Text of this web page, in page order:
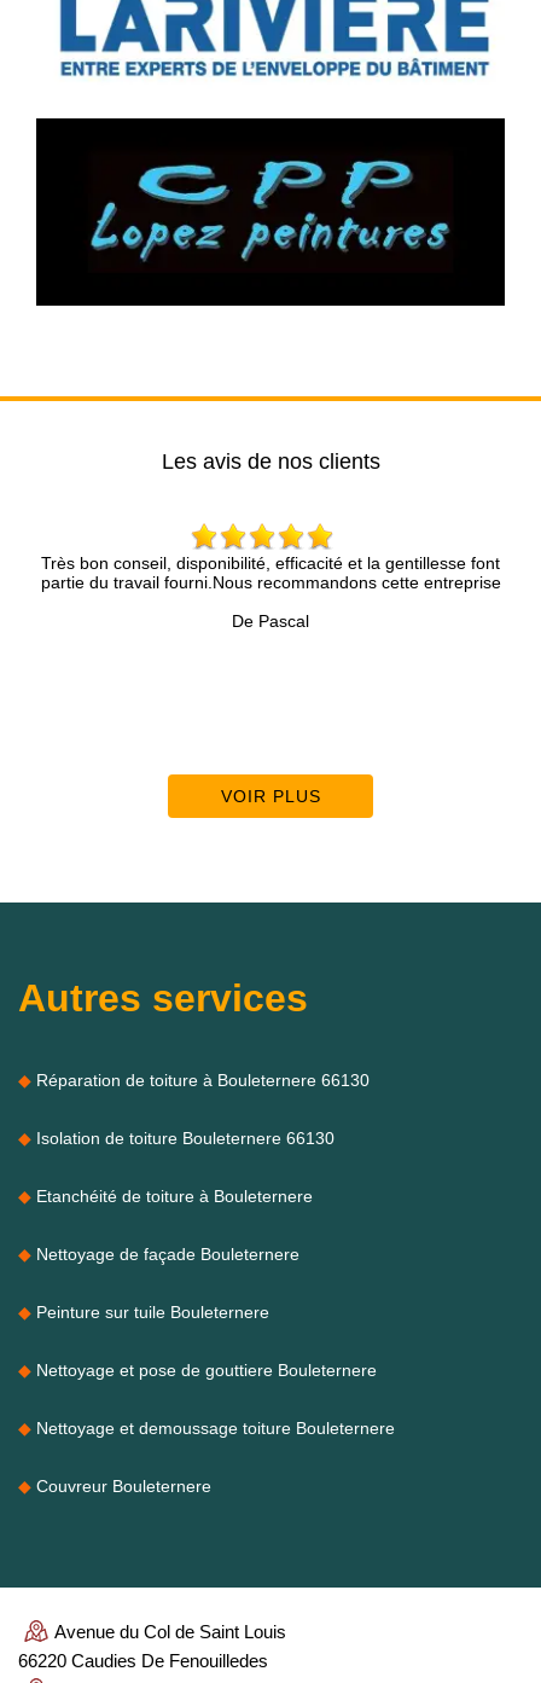
Les avis de nos clients
efficacité et la gentillesse font
recommandons cette entreprise
Entreprise sérieuse
conseils,
VOIR PLUS
Autres services
Réparation de toiture à Bouleternere 66130
Isolation de toiture Bouleternere 66130
Etanchéité de toiture à Bouleternere
Nettoyage de façade Bouleternere
Peinture sur tuile Bouleternere
Nettoyage et pose de gouttiere Bouleternere
Nettoyage et demoussage toiture Bouleternere
Couvreur Bouleternere
Avenue du Col de Saint Louis
66220 Caudies De Fenouilledes